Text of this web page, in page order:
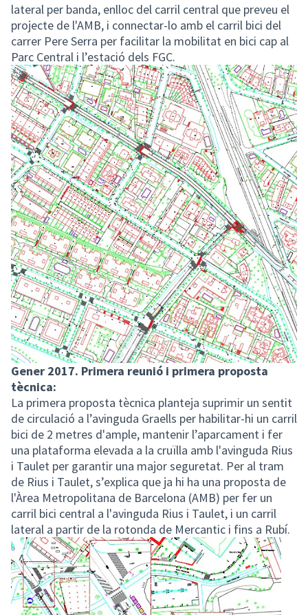
lateral per banda, enlloc del carril central que preveu el
projecte de l'AMB, i connectar-lo amb el carril bici del
carrer Pere Serra per facilitar la mobilitat en bici cap al
Parc Central i l’estació dels FGC.
Gener 2017. Primera reunió i primera proposta
tècnica:
La primera proposta tècnica planteja suprimir un sentit
de circulació a l’avinguda Graells per habilitar-hi un carril
bici de 2 metres d'ample, mantenir l’aparcament i fer
una plataforma elevada a la cruïlla amb l'avinguda Rius
i Taulet per garantir una major seguretat. Per al tram
de Rius i Taulet, s’explica que ja hi ha una proposta de
l'Àrea Metropolitana de Barcelona (AMB) per fer un
carril bici central a l'avinguda Rius i Taulet, i un carril
lateral a partir de la rotonda de Mercantic i fins a Rubí.